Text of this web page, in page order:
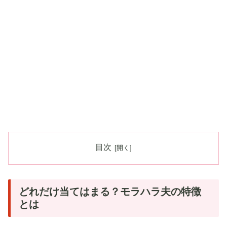
目次
どれだけ当てはまる？モラハラ夫の特徴
とは